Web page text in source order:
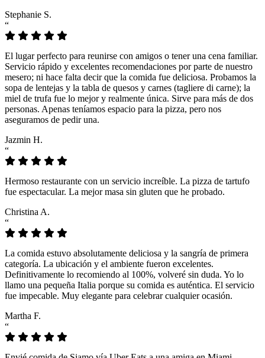
Stephanie S.
“
El lugar perfecto para reunirse con amigos o tener una cena familiar.
Servicio rápido y excelentes recomendaciones por parte de nuestro
mesero; ni hace falta decir que la comida fue deliciosa. Probamos la
sopa de lentejas y la tabla de quesos y carnes (tagliere di carne); la
miel de trufa fue lo mejor y realmente única. Sirve para más de dos
personas. Apenas teníamos espacio para la pizza, pero nos
aseguramos de pedir una.
Jazmin H.
“
Hermoso restaurante con un servicio increíble. La pizza de tartufo
fue espectacular. La mejor masa sin gluten que he probado.
Christina A.
“
La comida estuvo absolutamente deliciosa y la sangría de primera
categoría. La ubicación y el ambiente fueron excelentes.
Definitivamente lo recomiendo al 100%, volveré sin duda. Yo lo
llamo una pequeña Italia porque su comida es auténtica. El servicio
fue impecable. Muy elegante para celebrar cualquier ocasión.
Martha F.
“